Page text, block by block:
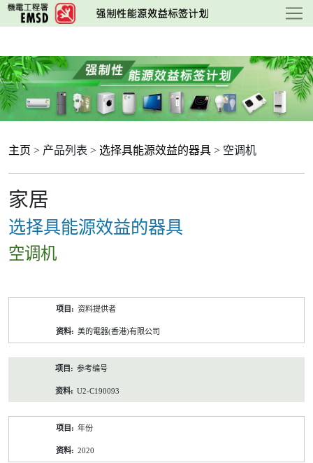
跳
至
要
内
容
主页 > 产品列表 > 选择具能源效益的器具 > 空调机
家居
选择具能源效益的器具
空调机
资料提供者
美的電器(香港)有限公司
参考编号
U2-C190093
年份
2020